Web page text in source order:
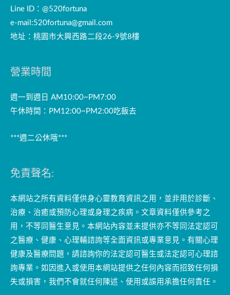
Line ID：@520fortuna
e-mail:520fortuna@gmail.com
地址：桃園市大興西路二段26-9號8樓
營業時間
週一到週日 AM10:00~PM7:00
午休時間：PM12:00~PM2:00吃飯去
***週二公休哦***
免責聲名:
本網站之所有資料僅供身心靈教育資訊之用，並非用於診斷、
治療、治癒或預防心理或身理之疾病。文章資料僅供參考之
用，不等同醫生意見。本網站內容並未提供亦不等同法定認可
之醫療、健康、心理輔諮詢等全面資訊或專業意見。有關心理
健康及醫療問題，請諮詢你的法定認可醫生或法定認可心理諮
詢專業。如因進入或使用本網站提供之任何內容而招致任何損
失或損害，我們不會就任何陳述、使用或誤用承擔任何責任。